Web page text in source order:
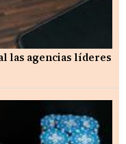
las agencias líderes